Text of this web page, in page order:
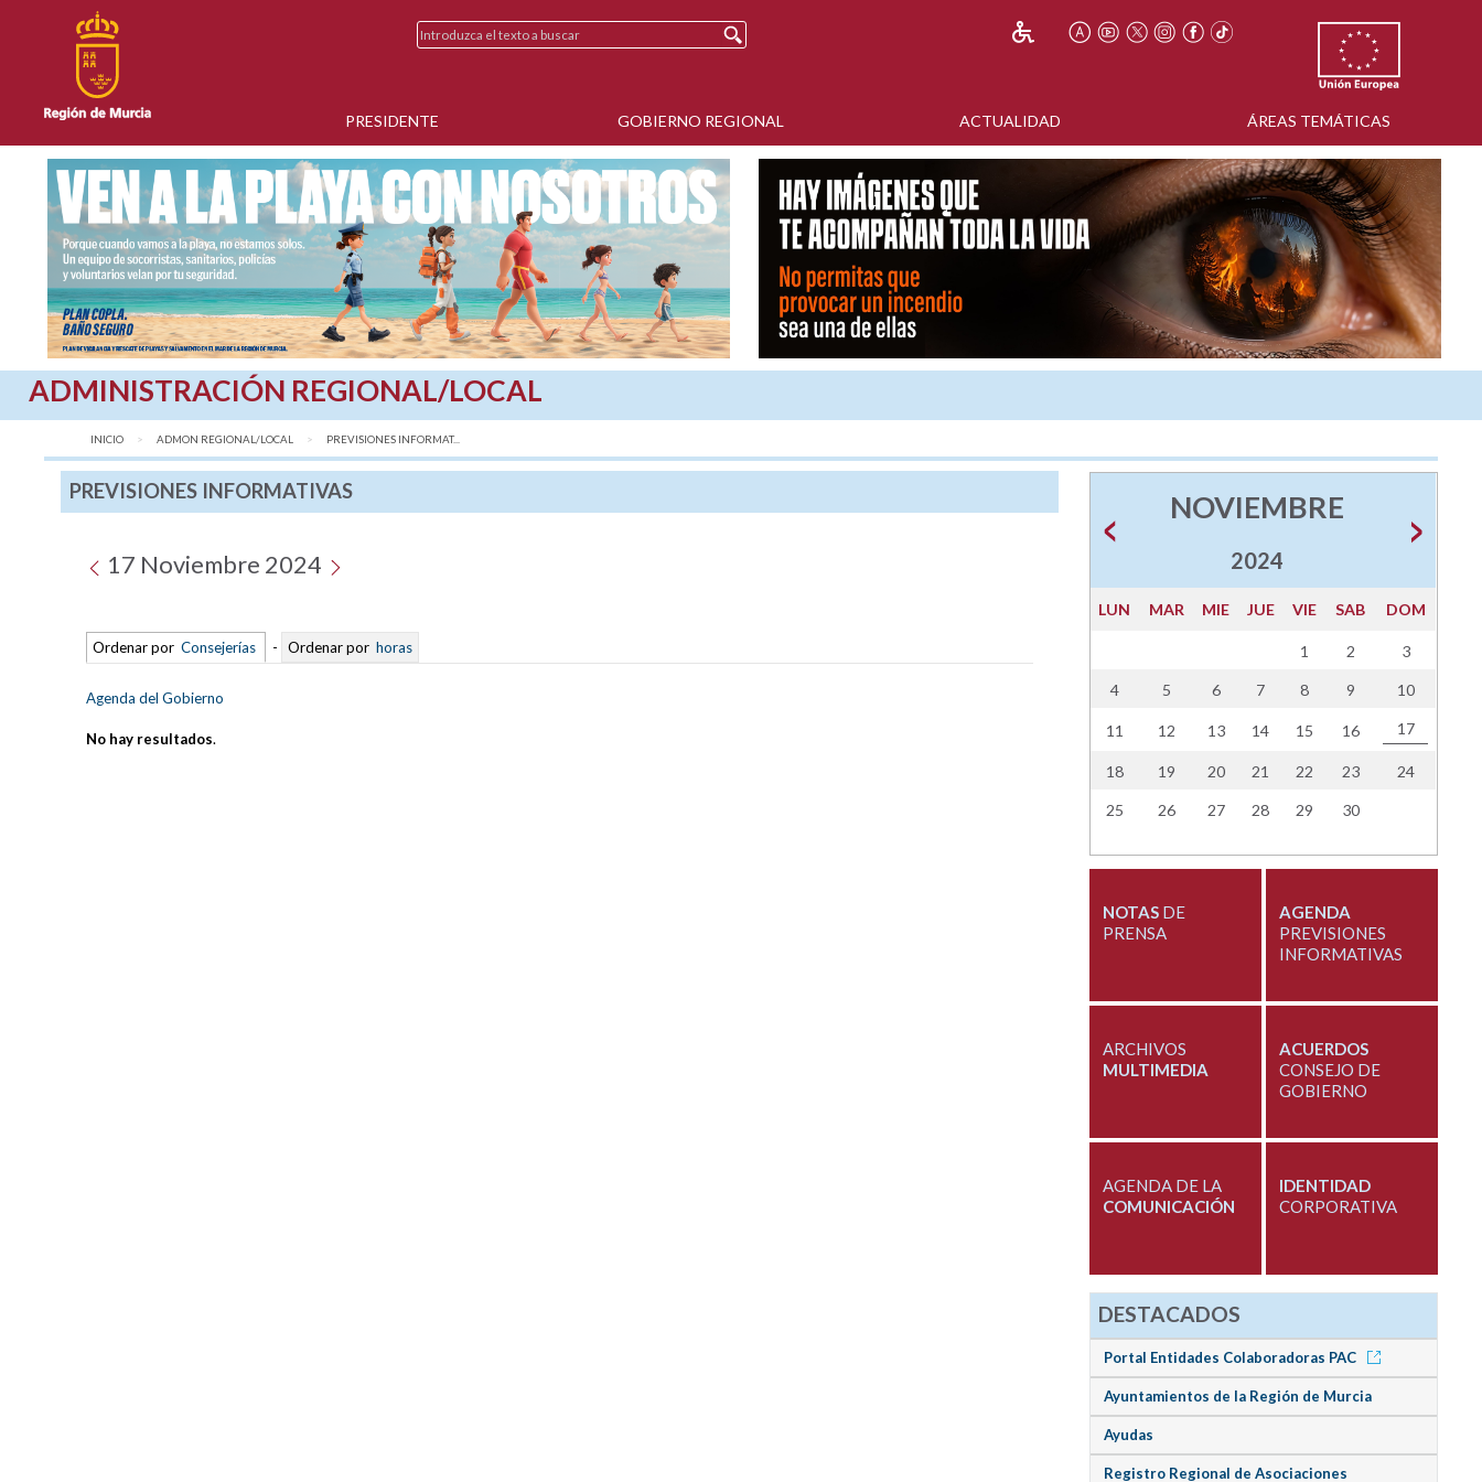
PRESIDENTE GOBIERNO REGIONAL ACTUALIDAD ÁREAS TEMÁTICAS
ADMINISTRACIÓN REGIONAL/LOCAL
INICIO ADMON REGIONAL/LOCAL AQUÍ:
PREVISIONES INFORMAT...
PREVISIONES INFORMATIVAS
17 Noviembre 2024
Ordenar por Consejerías - Ordenar por horas
Agenda del Gobierno
No hay resultados.
NOVIEMBRE
2024
LUN MAR MIE JUE VIE SAB DOM
1 2 3
4 5 6 7 8 9 10
11 12 13 14 15 16 17
18 19 20 21 22 23 24
25 26 27 28 29 30
NOTASDE
PRENSA
AGENDA
PREVISIONES
INFORMATIVAS
ARCHIVOS
MULTIMEDIA
ACUERDOS
CONSEJO DE
GOBIERNO
AGENDA DE LA
COMUNICACIÓN
IDENTIDAD
CORPORATIVA
DESTACADOS
Portal Entidades Colaboradoras PAC
Ayuntamientos de la Región de Murcia
Ayudas
Registro Regional de Asociaciones